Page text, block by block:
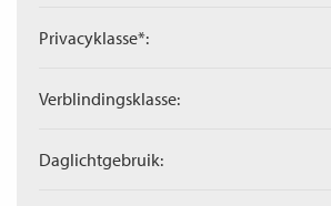
Privacyklasse*:
Verblindingsklasse:
Daglichtgebruik: